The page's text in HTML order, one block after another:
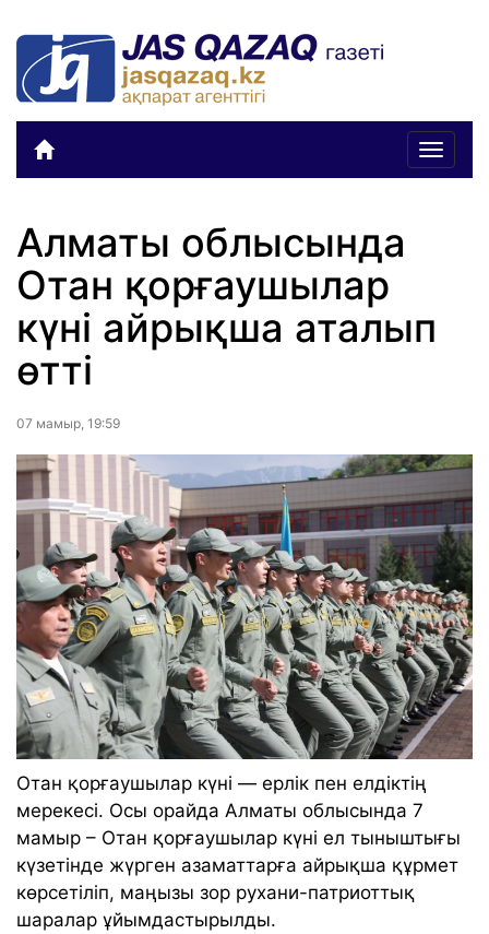
Toggle
Алматы облысында
Отан қорғаушылар
күні айрықша аталып
өтті
07 мамыр, 19:59
Отан қорғаушылар күні — ерлік пен елдіктің
мерекесі. Осы орайда Алматы облысында 7
мамыр – Отан қорғаушылар күні ел тыныштығы
күзетінде жүрген азаматтарға айрықша құрмет
көрсетіліп, маңызы зор рухани-патриоттық
шаралар ұйымдастырылды.